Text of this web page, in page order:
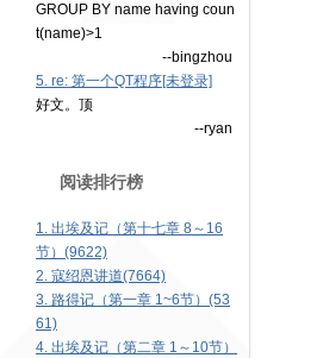
GROUP BY name having coun
t(name)>1
--bingzhou
5. re: 第一个QT程序[未登录]
好文。顶
--ryan
阅读排行榜
1. 出埃及记（第十七章 8～16
节）(9622)
2. 寇绍恩讲道(7664)
3. 路得记（第一章 1~6节）(53
61)
4. 出埃及记（第二章 1～10节）